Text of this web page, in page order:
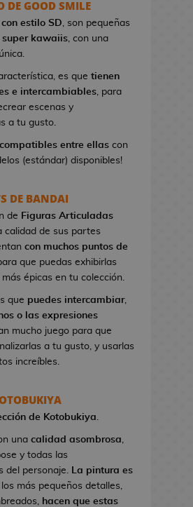
s
d
e
j
o
s
n
e
d
e
g
o
DE GOOD SMILE
estilo SD, son pequeñas
super kawaiis, con una
es que tienen
e intercambiables, para
escenas y
a tu gusto.
entre ellas con
(estándar) disponibles!
DE BANDAI
de Figuras Articuladas
calidad de sus partes
con muchos puntos de
que puedas exhibirlas
épicas en tu colección.
que puedes intercambiar,
o las expresiones
mucho juego para que
a tu gusto, y usarlas
increíbles.
de Kotobukiya.
una calidad asombrosa,
y todas las
del personaje. La pintura es
los más pequeños detalles,
hacen que estas